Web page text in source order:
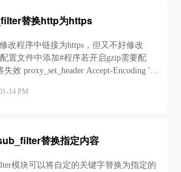
替换http为https
改程序中链接为https，但又不好修改
置文件中添加#程序若开启gzip需要配
效 proxy_set_header Accept-Encoding '';
14 PM
替换指定内容
模块可以将自定的关键字替换为指定的